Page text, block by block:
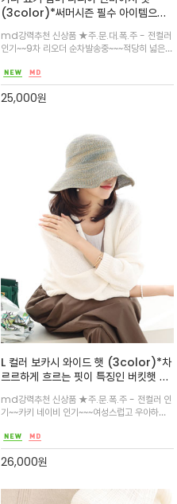
(3color)*써머시즌 필수 아이템으로
부담없이 활용하기 좋은 썬바이져
md강력추천 신상품 ★주.문.대.폭.주 - 전컬러
인기~~9차 리오더 순차발송중~~~적당히 넓은
무드헤어밴드 형으로 다양한 일상에 활용하기 편
하고 퀄리티 굿^
25,000원
L 컬러 보카시 와이드 햇 (3color)*차
르르하게 흐르는 핏이 특징인 버킷햇 /
md강력추천 신상품 ★주.문.폭.주 - 전컬러 인
기~~카키 네이비 인기~~~여성스럽고 우아하게~
부담없이~자외선 완벽하게 차단하기 좋은 와이
드핏
26,000원